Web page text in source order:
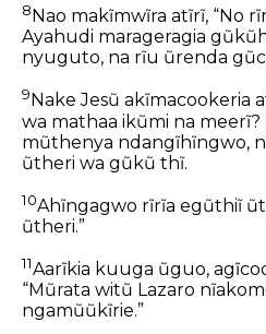
8 Nao makĩmwĩra atĩrĩ, “No
Ayahudi marageragia
nyuguto, na rĩu ũrenda
9 Nake Jesũ akĩmacookeria
wa mathaa ikũmi na
mũthenya ndangĩhĩngwo,
ũtheri wa gũkũ thĩ.
10Ahĩngagwo rĩrĩa egũthiĩ
ũtheri.”
11Aarĩkia kuuga ũguo,
“Mũrata witũ Lazaro
ngamũũkĩrie.”